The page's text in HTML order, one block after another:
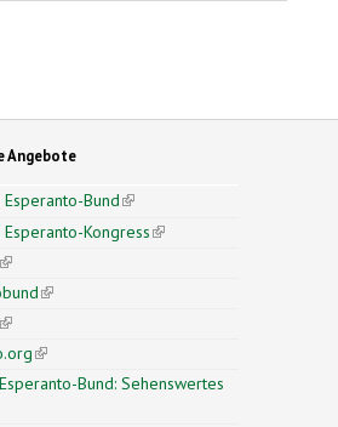
Angebote
Bund(link is external)
Kongress(link is external)
(link is external)
(link is external)
(link is external)
(link is external)
Bund: Sehenswertes